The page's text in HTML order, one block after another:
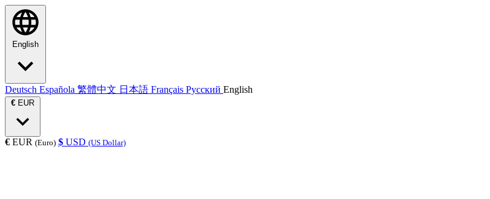
English
Deutsch Española 繁體中文 日本語 Français Русский English
€ EUR
€ EUR (Euro) $ USD (US Dollar)